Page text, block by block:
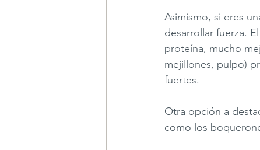
Asimismo, si eres
desarrollar fuerza.
proteína, mucho
mejillones, pulpo)
fuertes.
Otra opción a
como los